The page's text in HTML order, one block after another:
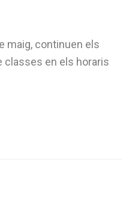
maig, continuen els
classes en els horaris